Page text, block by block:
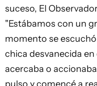
suceso, El
"Estábamos con un
momento se
chica desvanecida en
acercaba o